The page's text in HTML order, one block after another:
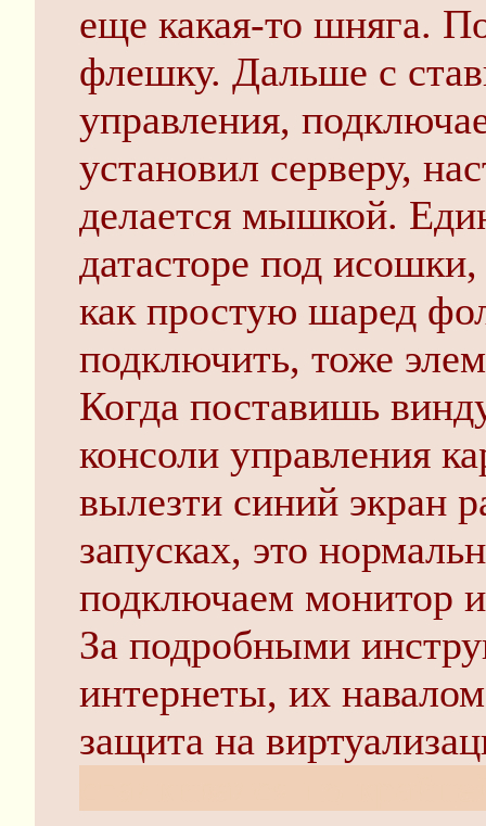
еще какая-то шняга.
флешку. Дальше с
управления,
установил серверу,
делается мышкой.
датасторе под
как простую шаред
подключить, тоже
Когда поставишь
консоли управления
вылезти синий экран
запусках, это
подключаем монитор
За подробными
интернеты, их
защита на